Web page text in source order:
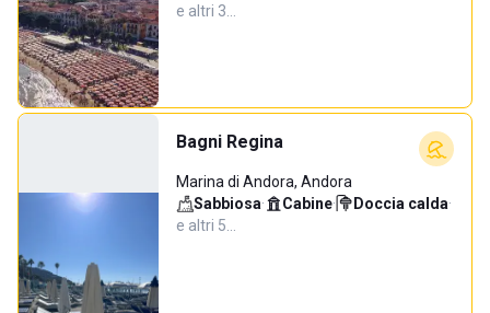
e altri 3…
Bagni Regina
Marina di Andora, Andora
Sabbiosa· Cabine· Doccia calda·
e altri 5…